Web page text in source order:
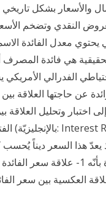
والأسعار بشكل
النقدي وتضخم
يحتوي معدل الفائدة
هي فائدة المصرف
الفدرالي
عن حاجتها
اختبار وتحليل
يعدّ هذا السعر ديناً